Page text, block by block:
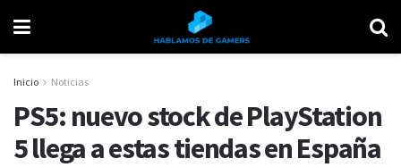
Inicio Noticias
PS5: nuevo stock de PlayStation
5 llega a estas tiendas en España